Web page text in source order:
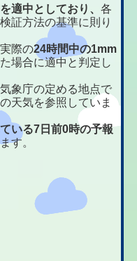
適中としており、各
証方法の基準に則り
際の24時間中の1mm
場合に適中と判定し
象庁の定める地点で
の天気を参照していま
いる7日前0時の予報
す。